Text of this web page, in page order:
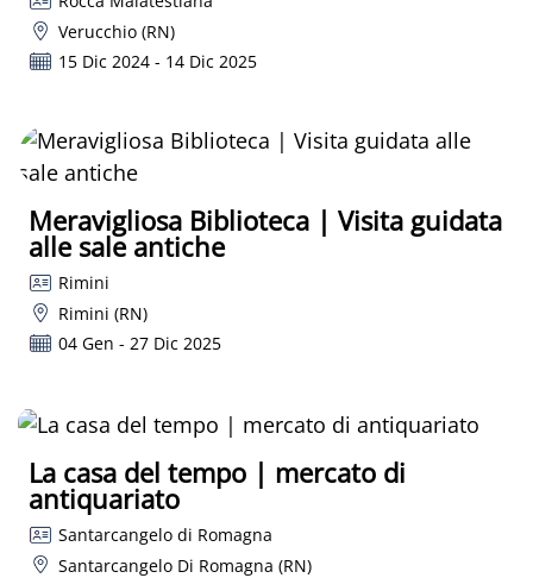
Verucchio (RN)
15 Dic 2024 - 14 Dic 2025
Meravigliosa Biblioteca | Visita guidata
alle sale antiche
Rimini
Rimini (RN)
04 Gen - 27 Dic 2025
La casa del tempo | mercato di
antiquariato
Santarcangelo di Romagna
Santarcangelo Di Romagna (RN)